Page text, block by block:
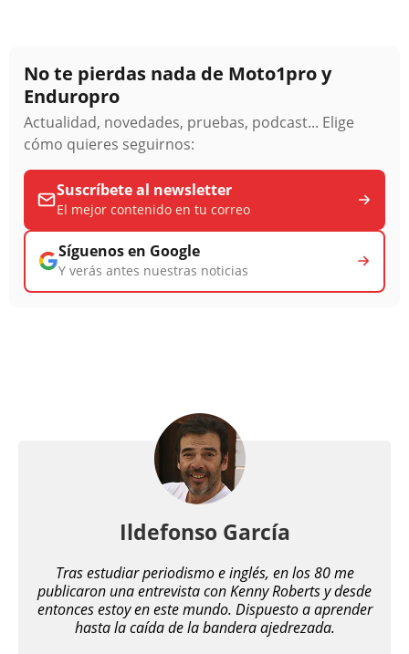
No te pierdas nada de Moto1pro y
Enduropro
Actualidad, novedades, pruebas, podcast... Elige
cómo quieres seguirnos:
Suscríbete al newsletter
El mejor contenido en tu correo
Síguenos en Google
Y verás antes nuestras noticias
Ildefonso García
Tras estudiar periodismo e inglés, en los 80 me
publicaron una entrevista con Kenny Roberts y desde
entonces estoy en este mundo. Dispuesto a aprender
hasta la caída de la bandera ajedrezada.